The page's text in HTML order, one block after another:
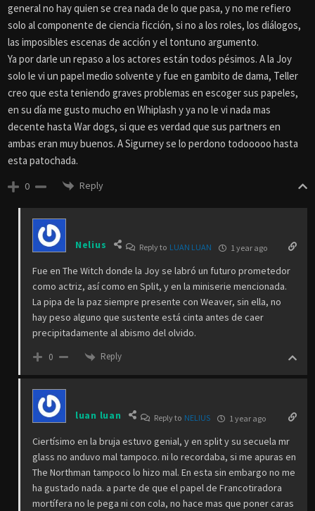
general no hay quien se crea nada de lo que pasa, y no me refiero
solo al componente de ciencia ficción, si no a los roles, los diálogos,
las imposibles escenas de acción y el tontuno argumento.
Ya por darle un repaso a los actores están todos pésimos. A la Joy
solo le vi un papel medio solvente y fue en gambito de dama, Teller
creo que esta teniendo graves problemas en escoger sus papeles,
en su día me gusto mucho en Whiplash y ya no le vi nada mas
decente hasta War dogs, si que es verdad que sus partners en
ambas eran muy buenos. A Sigurney se lo perdono todooooo hasta
esta patochada.
0 Reply
Nelius Reply to LUAN LUAN 1 year ago
Fue en The Witch donde la Joy se labró un futuro prometedor
como actriz, así como en Split, y en la miniserie mencionada.
La pipa de la paz siempre presente con Weaver, sin ella, no
hay peso alguno que sustente está cinta antes de caer
precipitadamente al abismo del olvido.
0 Reply
luan luan Reply to NELIUS 1 year ago
Ciertísimo en la bruja estuvo genial, y en split y su secuela mr
glass no anduvo mal tampoco. ni lo recordaba, si me apuras en
The Northman tampoco lo hizo mal. En esta sin embargo no me
ha gustado nada. a parte de que el papel de Francotiradora
mortífera no le pega ni con cola, no hace mas que poner caras